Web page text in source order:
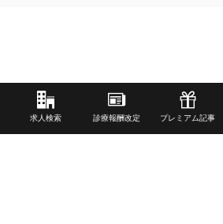
求人検索 診療報酬改定 プレミアム記事